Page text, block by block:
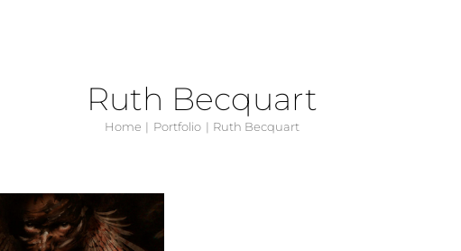
Ruth Becquart
Home Portfolio Ruth Becquart